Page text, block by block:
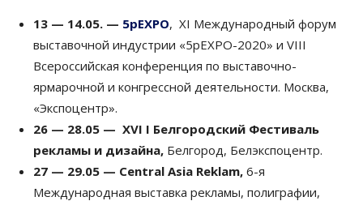
13 — 14.05. — 5pEXPO, XI Международный форум
выставочной индустрии «5pEXPO-2020» и VIII
Всероссийская конференция по выставочно-
ярмарочной и конгрессной деятельности. Москва,
«Экспоцентр».
26 — 28.05 — XVI I Белгородский Фестиваль
рекламы и дизайна, Белгород, Белэкспоцентр.
27 — 29.05 — Central Asia Reklam, 6-я
Международная выставка рекламы, полиграфии,